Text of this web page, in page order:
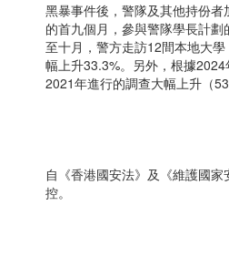
黑暴事件後，警隊及其他持份
的首九個月，參與警隊學長計
至十月，警方走訪12間本地大
幅上升33.3%。另外，根據
2021年進行的調查大幅上升（
自《香港國安法》及《維護國
控。